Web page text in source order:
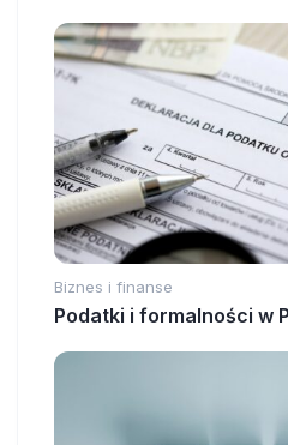
Biznes i finanse
Podatki i formalności w